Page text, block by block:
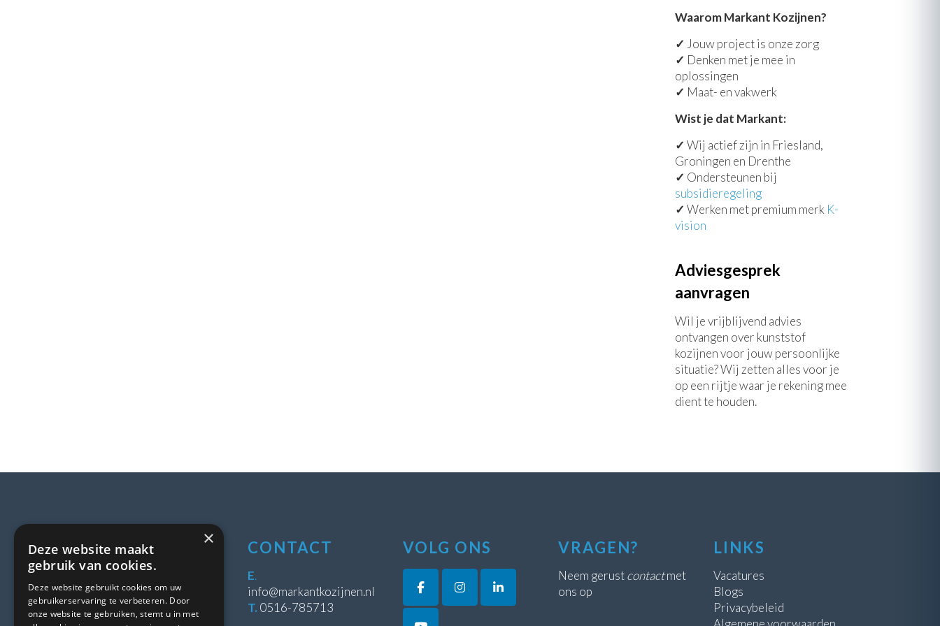
Waarom Markant Kozijnen?
✓ Jouw project is onze zorg
✓ Denken met je mee in
oplossingen
✓ Maat- en vakwerk
Wist je dat Markant:
✓ Wij actief zijn in Friesland,
Groningen en Drenthe
✓ Ondersteunen bij
subsidieregeling
✓ Werken met premium merk K-
vision
Adviesgesprek
aanvragen
Wil je vrijblijvend advies
ontvangen over kunststof
kozijnen voor jouw persoonlijke
situatie? Wij zetten alles voor je
op een rijtje waar je rekening mee
dient te houden.
LOCATIE
8431 WE Oosterwolde
CONTACT
E.
info@markantkozijnen.nl
T. 0516-785713
VOLG ONS VRAGEN?
Neem gerustcontactmet
ons op
LINKS
Vacatures
Blogs
Privacybeleid
×
Deze website maakt
gebruik van cookies.
Deze website gebruikt cookies om uw
gebruikerservaring te verbeteren. Door
onze website te gebruiken, stemt u in met